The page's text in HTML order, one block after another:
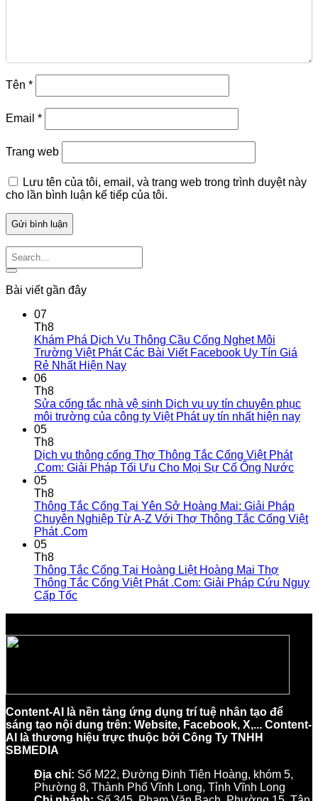
Tên *
Email *
Trang web
Lưu tên của tôi, email, và trang web trong trình duyệt này
cho lần bình luận kế tiếp của tôi.
Bài viết gần đây
07
Th8
Khám Phá Dịch Vụ Thông Cầu Cống Nghẹt Môi
Trường Việt Phát Các Bài Viết Facebook Uy Tín Giá
Rẻ Nhất Hiện Nay
06
Th8
Sửa cống tắc nhà vệ sinh Dịch vụ uy tín chuyên phục
môi trường của công ty Việt Phát uy tín nhất hiện nay
05
Th8
Dịch vụ thông cống Thợ Thông Tắc Cống Việt Phát
.Com: Giải Pháp Tối Ưu Cho Mọi Sự Cố Ống Nước
05
Th8
Thông Tắc Cống Tại Yên Sở Hoàng Mai: Giải Pháp
Chuyên Nghiệp Từ A-Z Với Thợ Thông Tắc Cống Việt
Phát .Com
05
Th8
Thông Tắc Cống Tại Hoàng Liệt Hoàng Mai Thợ
Thông Tắc Cống Việt Phát .Com: Giải Pháp Cứu Nguy
Cấp Tốc
Content-AI là nền tảng ứng dụng trí tuệ nhân tạo để
sáng tạo nội dung trên: Website, Facebook, X,... Content-
AI là thương hiệu trực thuộc bởi Công Ty TNHH
SBMEDIA
Địa chỉ: Số M22, Đường Đinh Tiên Hoàng, khóm 5,
Phường 8, Thành Phố Vĩnh Long, Tỉnh Vĩnh Long